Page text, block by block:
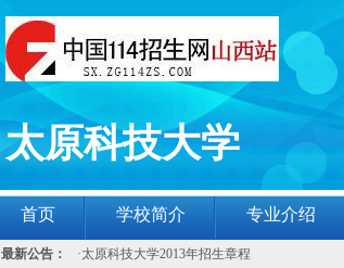
太原科技大学
首页 学校简介 专业介绍
最新公告： ·太原科技大学2013年招生章程